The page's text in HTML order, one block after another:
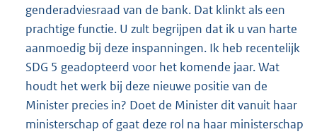
genderadviesraad van de bank. Dat klinkt als een
prachtige functie. U zult begrijpen dat ik u van harte
aanmoedig bij deze inspanningen. Ik heb recentelijk
SDG 5 geadopteerd voor het komende jaar. Wat
houdt het werk bij deze nieuwe positie van de
Minister precies in? Doet de Minister dit vanuit haar
ministerschap of gaat deze rol na haar ministerschap